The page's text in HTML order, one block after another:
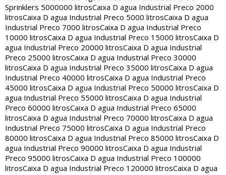
Sprinklers 5000000 litrosCaixa D agua Industrial Preco 2000
litrosCaixa D agua Industrial Preco 5000 litrosCaixa D agua
Industrial Preco 7000 litrosCaixa D agua Industrial Preco
10000 litrosCaixa D agua Industrial Preco 15000 litrosCaixa D
agua Industrial Preco 20000 litrosCaixa D agua Industrial
Preco 25000 litrosCaixa D agua Industrial Preco 30000
litrosCaixa D agua Industrial Preco 35000 litrosCaixa D agua
Industrial Preco 40000 litrosCaixa D agua Industrial Preco
45000 litrosCaixa D agua Industrial Preco 50000 litrosCaixa D
agua Industrial Preco 55000 litrosCaixa D agua Industrial
Preco 60000 litrosCaixa D agua Industrial Preco 65000
litrosCaixa D agua Industrial Preco 70000 litrosCaixa D agua
Industrial Preco 75000 litrosCaixa D agua Industrial Preco
80000 litrosCaixa D agua Industrial Preco 85000 litrosCaixa D
agua Industrial Preco 90000 litrosCaixa D agua Industrial
Preco 95000 litrosCaixa D agua Industrial Preco 100000
litrosCaixa D agua Industrial Preco 120000 litrosCaixa D agua